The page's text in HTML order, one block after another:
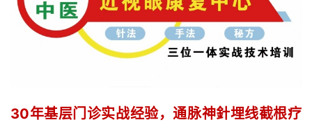
30年基层门诊实战经验，通脉神針埋线截根疗